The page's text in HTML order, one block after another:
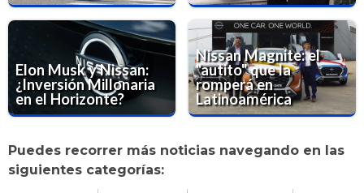
Elon Musk y Nissan:
¿Inversión Millonaria
en el Horizonte?
Nissan Magnite: el
"autito" que la
romperá en
Latinoamérica
Puedes recorrer más noticias navegando en las
siguientes categorías: